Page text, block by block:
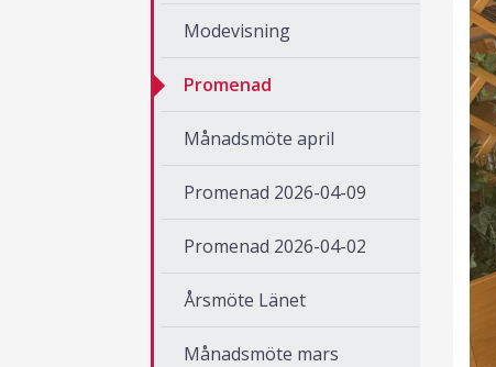
Modevisning
Promenad
Månadsmöte april
Promenad 2026-04-09
Promenad 2026-04-02
Årsmöte Länet
Månadsmöte mars